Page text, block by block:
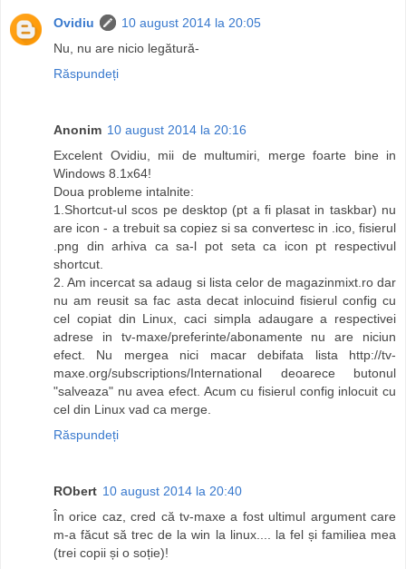
Ovidiu
10 august 2014 la 20:05
Nu, nu are nicio legătură-
Răspundeți
Anonim 10 august 2014 la 20:16
Excelent Ovidiu, mii de multumiri, merge foarte bine in
Windows 8.1x64!
Doua probleme intalnite:
1.Shortcut-ul scos pe desktop (pt a fi plasat in taskbar) nu
are icon - a trebuit sa copiez si sa convertesc in .ico, fisierul
.png din arhiva ca sa-l pot seta ca icon pt respectivul
shortcut.
2. Am incercat sa adaug si lista celor de magazinmixt.ro dar
nu am reusit sa fac asta decat inlocuind fisierul config cu
cel copiat din Linux, caci simpla adaugare a respectivei
adrese in tv-maxe/preferinte/abonamente nu are niciun
efect. Nu mergea nici macar debifata lista http://tv-
maxe.org/subscriptions/International deoarece butonul
"salveaza" nu avea efect. Acum cu fisierul config inlocuit cu
cel din Linux vad ca merge.
Răspundeți
RObert 10 august 2014 la 20:40
În orice caz, cred că tv-maxe a fost ultimul argument care
m-a făcut să trec de la win la linux.... la fel și familiea mea
(trei copii și o soție)!